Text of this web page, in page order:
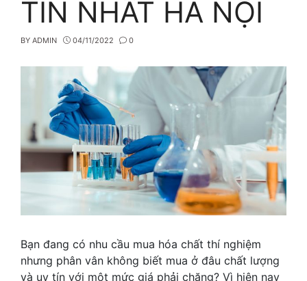
TÍN NHẤT HÀ NỘI
BY ADMIN 04/11/2022 0
Bạn đang có nhu cầu mua hóa chất thí nghiệm
nhưng phân vân không biết mua ở đâu chất lượng
và uy tín với một mức giá phải chăng? Vì hiện nay